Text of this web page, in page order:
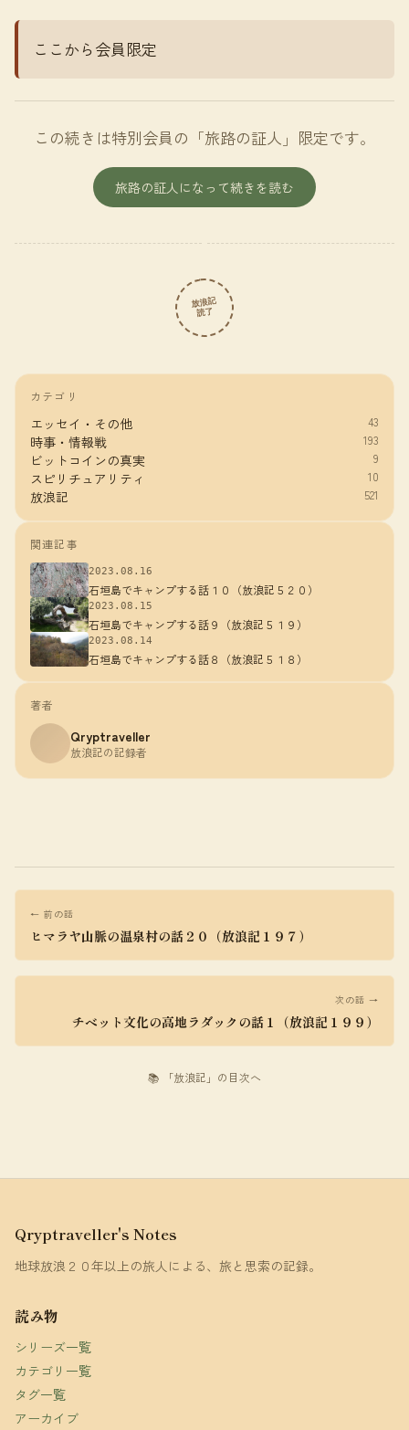
ここから会員限定
この続きは特別会員の「旅路の証人」限定です。
旅路の証人になって続きを読む
放浪記
読了
カテゴリ
エッセイ・その他 43
時事・情報戦 193
ビットコインの真実 9
スピリチュアリティ 10
放浪記 521
関連記事
2023.08.16
石垣島でキャンプする話１０（放浪記５２０）
2023.08.15
石垣島でキャンプする話９（放浪記５１９）
2023.08.14
石垣島でキャンプする話８（放浪記５１８）
著者
Qryptraveller
放浪記の記録者
← 前の話
ヒマラヤ山脈の温泉村の話２０（放浪記１９７）
次の話 →
チベット文化の高地ラダックの話１（放浪記１９９）
📚 「放浪記」の目次へ
Qryptraveller's Notes
地球放浪２０年以上の旅人による、旅と思索の記録。
読み物
シリーズ一覧
カテゴリ一覧
タグ一覧
アーカイブ